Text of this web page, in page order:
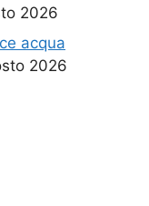
2026
acqua
2026